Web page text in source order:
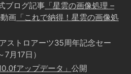
ブログ記事 「星雲の画像処理 –
画 「これで納得！星雲の画像処
ストロアーツ35周年記念セー
月17日）
10.0fアップデータ」 公開